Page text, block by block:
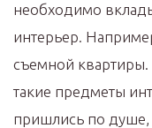
необходимо
интерьер.
съемной
такие предметы
пришлись по душе,